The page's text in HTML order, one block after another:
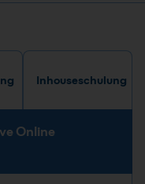
Inhouseschulung
Online